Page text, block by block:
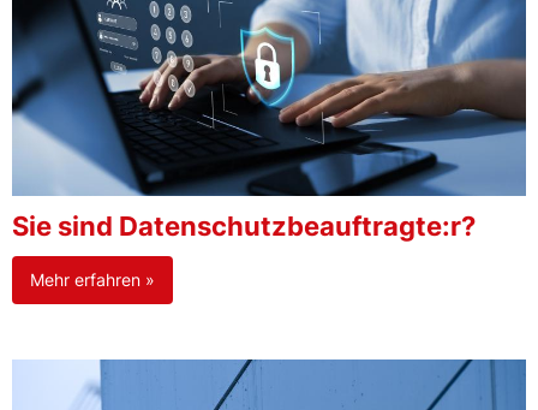
Sie sind Datenschutzbeauftragte:r?
Mehr erfahren »